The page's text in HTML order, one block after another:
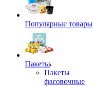
Популярные товары
Пакеты
Пакеты
фасовочные